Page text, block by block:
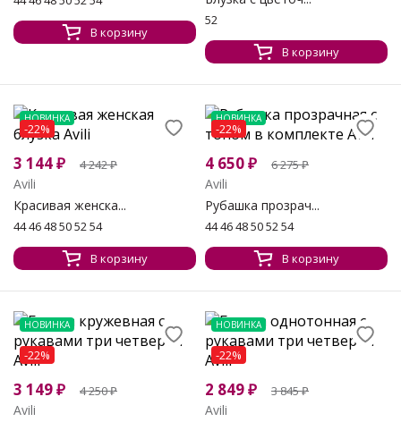
В корзину
52
В корзину
НОВИНКА
-22%
3 144₽ 4 242₽
Avili
Красивая женска...
44 46 48 50 52 54
В корзину
НОВИНКА
-22%
4 650₽ 6 275₽
Avili
Рубашка прозрач...
44 46 48 50 52 54
В корзину
НОВИНКА
-22%
3 149₽ 4 250₽
Avili
НОВИНКА
-22%
2 849₽ 3 845₽
Avili